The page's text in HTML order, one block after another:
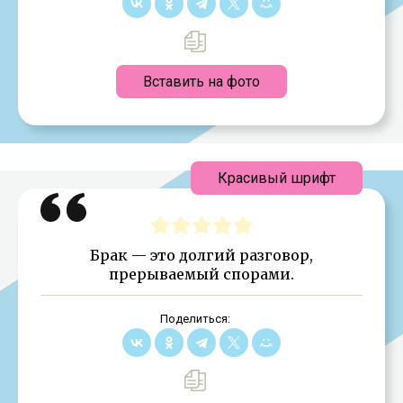
Вставить на фото
Брак — это долгий разговор,
прерываемый спорами.
Поделиться:
Красивый шрифт